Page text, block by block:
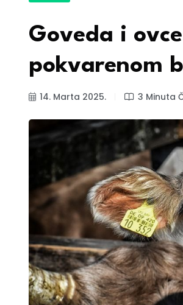
Goveda i
pokvarenom
14. Marta 2025. 3 Minuta